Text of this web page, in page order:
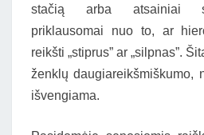
stačią arba atsainiai
priklausomai nuo to, ar
reikšti „stiprus” ar „silpnas”.
ženklų daugiareikšmiškumo,
išvengiama.